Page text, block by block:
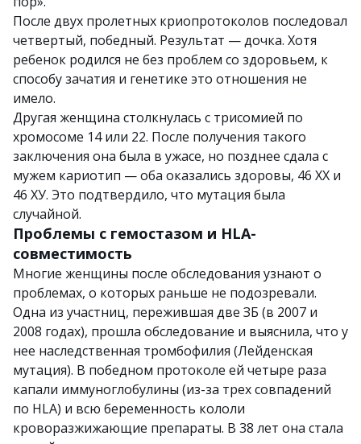
После двух пролетных криопротоколов последовал
четвертый, победный. Результат — дочка. Хотя
ребенок родился не без проблем со здоровьем, к
способу зачатия и генетике это отношения не
имело.
Другая женщина столкнулась с трисомией по
хромосоме 14 или 22. После получения такого
заключения она была в ужасе, но позднее сдала с
мужем кариотип — оба оказались здоровы, 46 ХХ и
46 ХУ. Это подтвердило, что мутация была
случайной.
Проблемы с гемостазом и HLA-
совместимость
Многие женщины после обследования узнают о
проблемах, о которых раньше не подозревали.
Одна из участниц, пережившая две ЗБ (в 2007 и
2008 годах), прошла обследование и выяснила, что у
нее наследственная тромбофилия (Лейденская
мутация). В победном протоколе ей четыре раза
капали иммуноглобулины (из-за трех совпадений
по HLA) и всю беременность кололи
кроворазжижающие препараты. В 38 лет она стала